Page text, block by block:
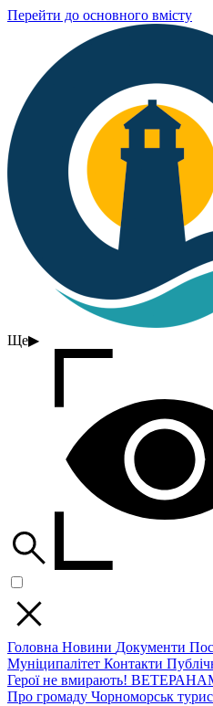
Перейти до основного вмісту
Ще▶
Головна Новини Документи
Муніципалітет Контакти
Герої не вмирають!
Про громаду Чорноморськ